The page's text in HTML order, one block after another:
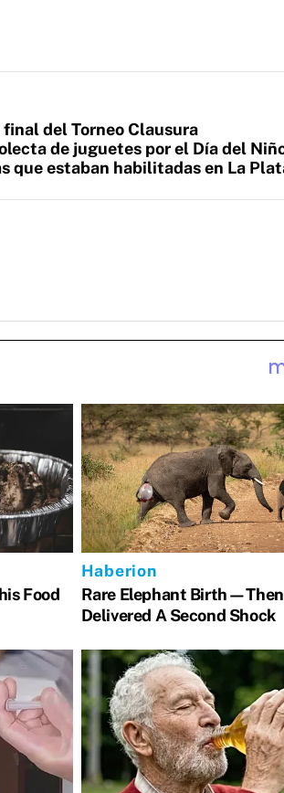
del Torneo Clausura
de juguetes por el Día del
que estaban habilitadas en La